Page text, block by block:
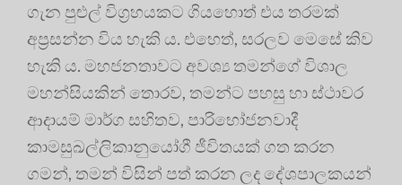
ගැන පුළුල් විග්‍රහයකට ගියහොත් එය තරමක්
අප්‍රසන්න විය හැකි ය. එහෙත්, සරලව මෙසේ කිව
හැකි ය. මහජනතාවට අවශ්‍ය තමන්ගේ විශාල
මහන්සියකින් තොරව, තමන්ට පහසු හා ස්ථාවර
ආදායම් මාර්ග සහිතව, පාරිභෝජනවාදී
කාමසුඛල්ලිකානුයෝගී ජීවිතයක් ගත කරන
ගමන්, තමන් විසින් පත් කරන ලද දේශපාලකයන්